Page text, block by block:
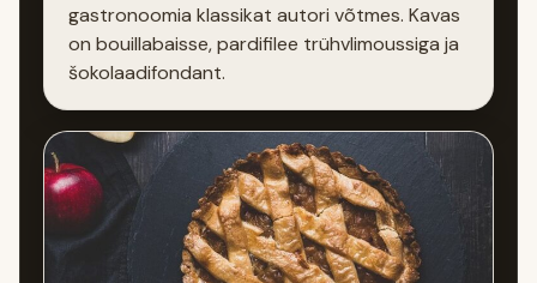
gastronoomia klassikat autori võtmes. Kavas
on bouillabaisse, pardifilee trühvlimoussiga ja
šokolaadifondant.